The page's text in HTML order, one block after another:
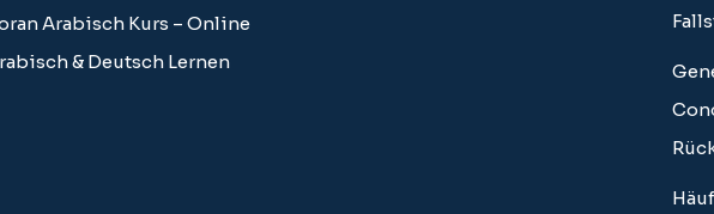
Arabisch Kurs – Online
& Deutsch Lernen